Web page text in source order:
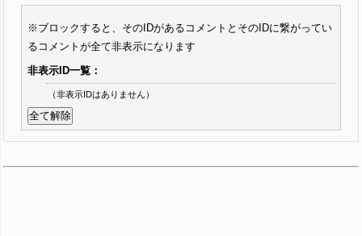
※ブロックすると、そのIDがあるコメントとそのIDに繋がってい
るコメントが全て非表示になります
非表示ID一覧：
（非表示IDはありません）
全て解除